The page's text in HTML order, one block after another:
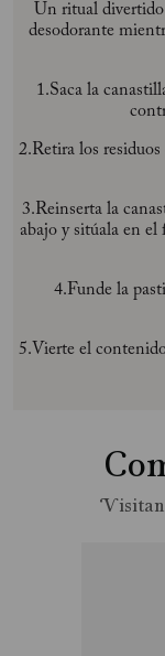
Un ritual
desodorante
1.Saca la
2.Retira los
3.Reinserta la
abajo y sitúala en el
4.Funde la
5.Vierte el